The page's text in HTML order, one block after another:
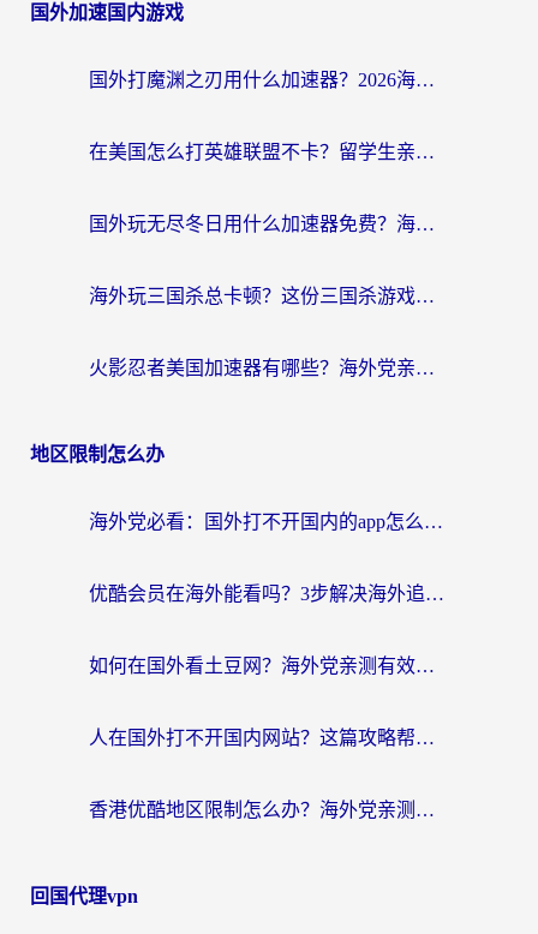
国外加速国内游戏
国外打魔渊之刃用什么加速器？2026海外玩家国服游戏加速全攻略（附闪耀暖暖&复苏的魔女避坑指南）
在美国怎么打英雄联盟不卡？留学生亲测的国服游戏加速全攻略
国外玩无尽冬日用什么加速器免费？海外党国服游戏加速避坑指南
海外玩三国杀总卡顿？这份三国杀游戏加速器指南帮你告别延迟烦恼
火影忍者美国加速器有哪些？海外党亲测的国服游戏加速全攻略（含菲律宾玩三国之刃守望黎明技巧）
地区限制怎么办
海外党必看：国外打不开国内的app怎么办？3步解决你的乡愁
优酷会员在海外能看吗？3步解决海外追剧难题，附实测好用加速器推荐
如何在国外看土豆网？海外党亲测有效的追剧加速器选择指南
人在国外打不开国内网站？这篇攻略帮你无缝解锁国内资源（附交管12123使用技巧）
香港优酷地区限制怎么办？海外党亲测有效的追剧解决方案
回国代理vpn